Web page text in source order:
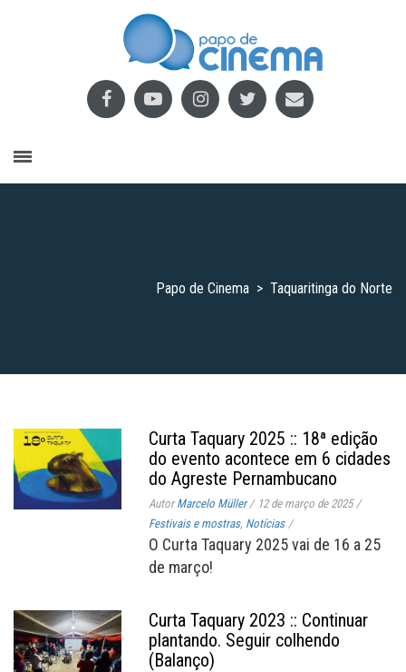
Papo de Cinema > Taquaritinga do Norte
Curta Taquary 2025 :: 18ª edição
do evento acontece em 6 cidades
do Agreste Pernambucano
AutorMarcelo Müller / 12 de março de 2025 /
Festivais e mostras, Notícias /
O Curta Taquary 2025 vai de 16 a 25
de março!
Curta Taquary 2023 :: Continuar
plantando. Seguir colhendo
(Balanço)